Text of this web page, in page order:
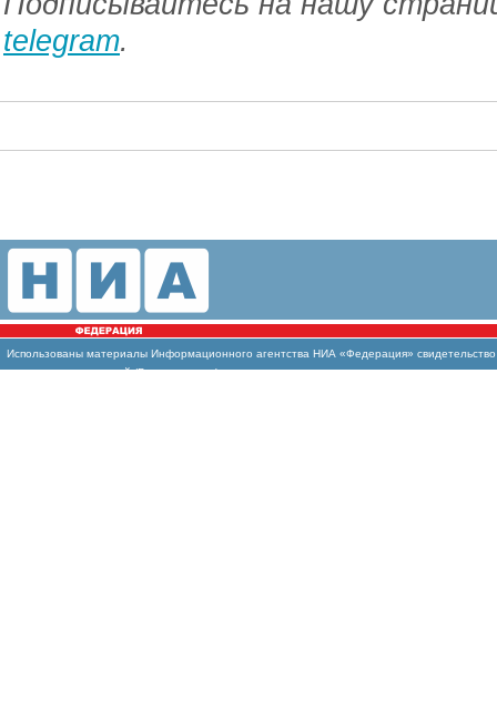
telegram.
Использованы материалы Информационного агентства НИА «Федерация»
массовых коммуникаций (Роскомнадзор)